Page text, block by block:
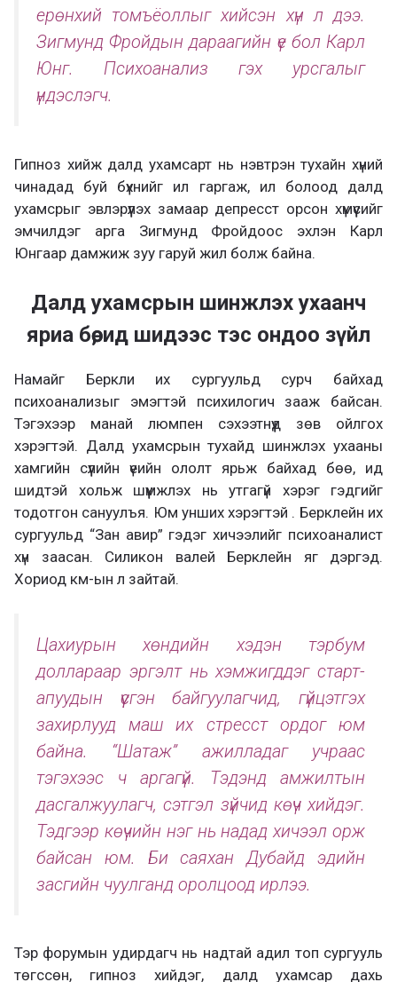
ерөнхий томъёоллыг хийсэн хүн л дээ.
Зигмунд Фройдын дараагийн үе бол Карл
Юнг. Психоанализ гэх урсгалыг
үндэслэгч.
Гипноз хийж далд ухамсарт нь нэвтрэн тухайн хүний
чинадад буй бүхнийг ил гаргаж, ил болоод далд
ухамсрыг эвлэрүүлэх замаар депресст орсон хүмүүсийг
эмчилдэг арга Зигмунд Фройдоос эхлэн Карл
Юнгаар дамжиж зуу гаруй жил болж байна.
Далд ухамсрын шинжлэх ухаанч
яриа бөө, ид шидээс тэс ондоо зүйл
Намайг Беркли их сургуульд сурч байхад
психоанализыг эмэгтэй психилогич зааж байсан.
Тэгэхээр манай люмпен сэхээтнүүд зөв ойлгох
хэрэгтэй. Далд ухамсрын тухайд шинжлэх ухааны
хамгийн сүүлийн үеийн ололт ярьж байхад бөө, ид
шидтэй хольж шүүмжлэх нь утгагүй хэрэг гэдгийг
тодотгон сануулъя. Юм унших хэрэгтэй . Берклейн их
сургуульд “Зан авир” гэдэг хичээлийг психоаналист
хүн заасан. Силикон валей Берклейн яг дэргэд.
Хориод км-ын л зайтай.
Цахиурын хөндийн хэдэн тэрбум
доллараар эргэлт нь хэмжигддэг старт-
апуудын үүсгэн байгуулагчид, гүйцэтгэх
захирлууд маш их стресст ордог юм
байна. “Шатаж” ажилладаг учраас
тэгэхээс ч аргагүй. Тэдэнд амжилтын
дасгалжуулагч, сэтгэл зүйчид көүч хийдэг.
Тэдгээр көүчийн нэг нь надад хичээл орж
байсан юм. Би саяхан Дубайд эдийн
засгийн чуулганд оролцоод ирлээ.
Тэр форумын удирдагч нь надтай адил топ сургууль
төгссөн, гипноз хийдэг, далд ухамсар дахь